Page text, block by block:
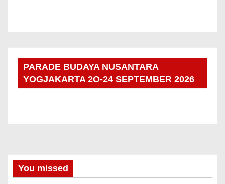
PARADE BUDAYA NUSANTARA
YOGJAKARTA 2O-24 SEPTEMBER 2026
You missed